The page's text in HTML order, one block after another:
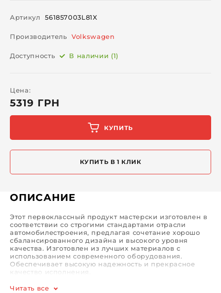
Артикул 561857003L81X
Производитель Volkswagen
Доступность В наличии (1)
Цена:
5319 ГРН
КУПИТЬ
КУПИТЬ В 1 КЛИК
ОПИСАНИЕ
Этот первоклассный продукт мастерски изготовлен в
соответствии со строгими стандартами отрасли
автомобилестроения, предлагая сочетание хорошо
сбалансированного дизайна и высокого уровня
качества. Изготовлен из лучших материалов с
использованием современного оборудования.
Обеспечивает высокую надежность и прекрасное
качество исполнения.
Читать все